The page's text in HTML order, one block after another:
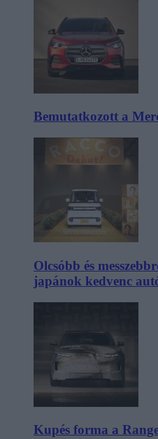
Bemutatkozott a
Olcsóbb és
japánok kedvenc
Kupés forma a